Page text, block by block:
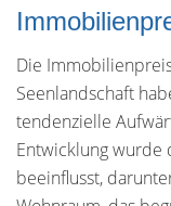
Die
Seenlandschaft
tendenzielle
Entwicklung wurde
beeinflusst,